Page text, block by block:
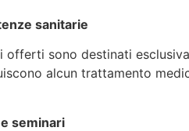
sanitarie
sono destinati
alcun trattamento
seminari